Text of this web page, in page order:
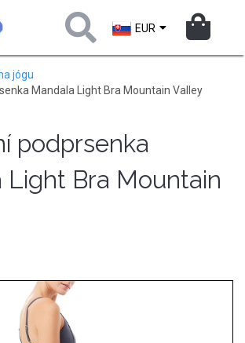
EUR
jógu
Mandala Light Bra Mountain Valley
podprsenka
Light Bra Mountain